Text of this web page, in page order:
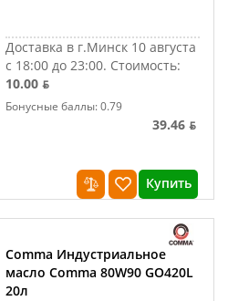
Доставка в г.Минск 10 августа
с 18:00 до 23:00. Стоимость:
10.00 ƃ
Бонусные баллы: 0.79
39.46 ƃ
Купить
Comma Индустриальное
масло Comma 80W90 GO420L
20л